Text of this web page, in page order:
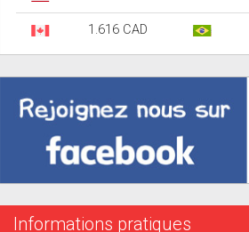
1.616 CAD
Informations pratiques